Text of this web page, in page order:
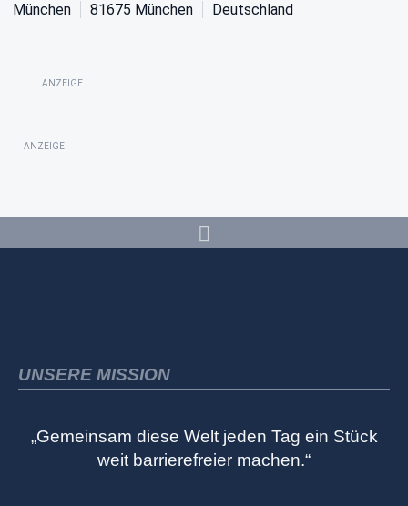
München 81675 München Deutschland
ANZEIGE
ANZEIGE
UNSERE MISSION
„Gemeinsam diese Welt jeden Tag ein Stück
weit barrierefreier machen.“